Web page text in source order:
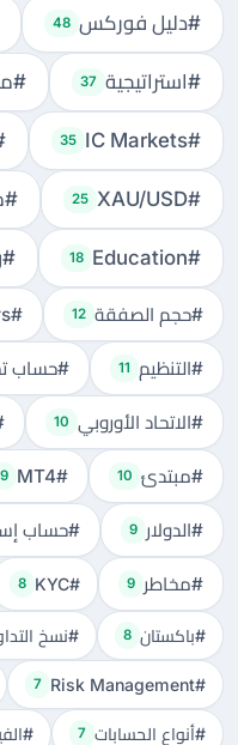
#دليل فوركس 48
#استراتيجية 37
#IC Markets
35
#XAU/USD
25
#Education
18
#حجم الصفقة 12
#Beginners
#التنظيم 11 #حساب
#الاتحاد الأوروبي 10
#مبتدئ 10
#MT4
9
#الدولار 9 #حساب
#مخاطر 9
#KYC
8
#باكستان 8 #نسخ
#Risk Management
7
#أنواع الحسابات 7